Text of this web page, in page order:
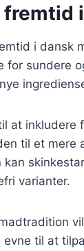
i dansk
for sundere
at inkludere
til et
varianter.
til at